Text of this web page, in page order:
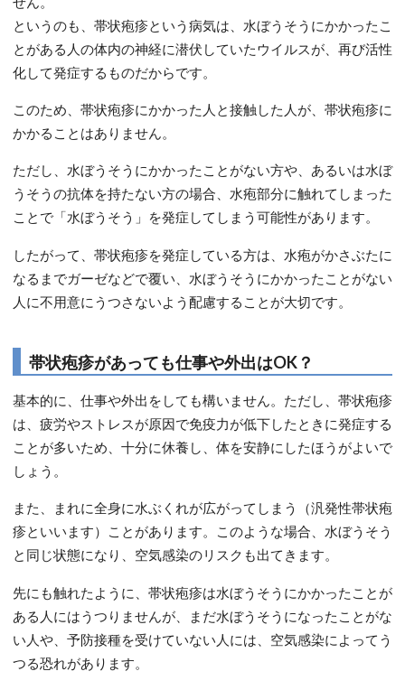
というのも、帯状疱疹という病気は、水ぼうそうにかかったこ
とがある人の体内の神経に潜伏していたウイルスが、再び活性
化して発症するものだからです。
このため、帯状疱疹にかかった人と接触した人が、帯状疱疹に
かかることはありません。
ただし、水ぼうそうにかかったことがない方や、あるいは水ぼ
うそうの抗体を持たない方の場合、水疱部分に触れてしまった
ことで「水ぼうそう」を発症してしまう可能性があります。
したがって、帯状疱疹を発症している方は、水疱がかさぶたに
なるまでガーゼなどで覆い、水ぼうそうにかかったことがない
人に不用意にうつさないよう配慮することが大切です。
帯状疱疹があっても仕事や外出はOK？
基本的に、仕事や外出をしても構いません。ただし、帯状疱疹
は、疲労やストレスが原因で免疫力が低下したときに発症する
ことが多いため、十分に休養し、体を安静にしたほうがよいで
しょう。
また、まれに全身に水ぶくれが広がってしまう（汎発性帯状疱
疹といいます）ことがあります。このような場合、水ぼうそう
と同じ状態になり、空気感染のリスクも出てきます。
先にも触れたように、帯状疱疹は水ぼうそうにかかったことが
ある人にはうつりませんが、まだ水ぼうそうになったことがな
い人や、予防接種を受けていない人には、空気感染によってう
つる恐れがあります。